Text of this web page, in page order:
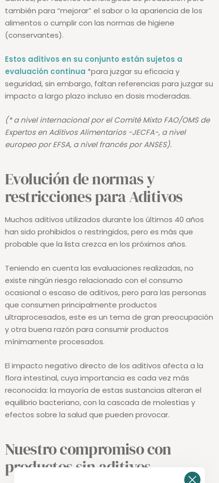
también para “mejorar” el sabor o la apariencia de los
alimentos o cumplir con las normas de higiene
(conservantes).
Estos aditivos en su conjunto están sujetos a
evaluación continua *para juzgar su eficacia y
seguridad, sin embargo, faltan referencias para juzgar su
impacto a largo plazo incluso en dosis moderadas.
(* a nivel internacional por el Comité Mixto FAO/OMS de
Expertos en Aditivos Alimentarios -JECFA-, a nivel
europeo por EFSA, a nivel francés por ANSES).
Evolución de normas y
restricciones para Aditivos
Muchos aditivos utilizados durante los últimos 40 años
han sido prohibidos o restringidos, pero es más que
probable que la lista crezca en los próximos años.
Teniendo en cuenta las evaluaciones realizadas, no
existe ningún riesgo relacionado con el consumo
ocasional o escaso de aditivos, pero para las personas
que consumen principalmente productos
ultraprocesados, este es un tema de gran preocupación
y otra buena razón para consumir productos
mínimamente procesados.
El impacto negativo directo de los aditivos afecta a la
flora intestinal, cuya importancia es cada vez más
reconocida: la mayoría de estas sustancias alteran el
equilibrio bacteriano, con la cascada de molestias y
efectos sobre la salud que pueden provocar.
Nuestro compromiso con
productos sin aditivos